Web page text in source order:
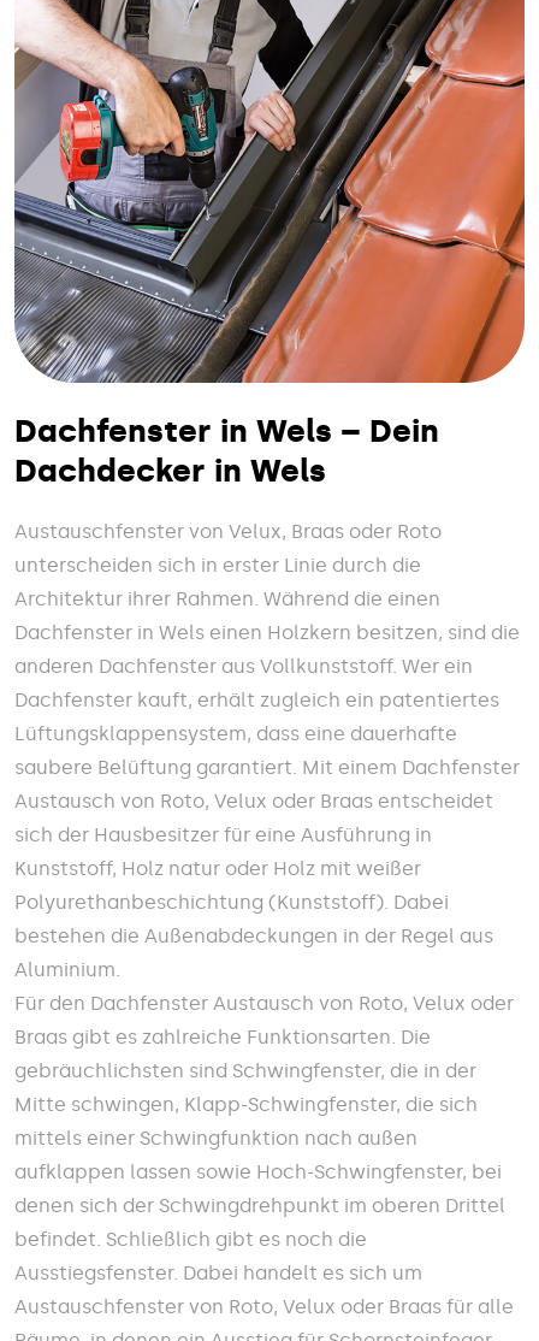
Dachfenster in Wels – Dein
Dachdecker in Wels
Austauschfenster von Velux, Braas oder Roto
unterscheiden sich in erster Linie durch die
Architektur ihrer Rahmen. Während die einen
Dachfenster in Wels einen Holzkern besitzen, sind die
anderen Dachfenster aus Vollkunststoff. Wer ein
Dachfenster kauft, erhält zugleich ein patentiertes
Lüftungsklappensystem, dass eine dauerhafte
saubere Belüftung garantiert. Mit einem Dachfenster
Austausch von Roto, Velux oder Braas entscheidet
sich der Hausbesitzer für eine Ausführung in
Kunststoff, Holz natur oder Holz mit weißer
Polyurethanbeschichtung (Kunststoff). Dabei
bestehen die Außenabdeckungen in der Regel aus
Aluminium.
Für den Dachfenster Austausch von Roto, Velux oder
Braas gibt es zahlreiche Funktionsarten. Die
gebräuchlichsten sind Schwingfenster, die in der
Mitte schwingen, Klapp-Schwingfenster, die sich
mittels einer Schwingfunktion nach außen
aufklappen lassen sowie Hoch-Schwingfenster, bei
denen sich der Schwingdrehpunkt im oberen Drittel
befindet. Schließlich gibt es noch die
Ausstiegsfenster. Dabei handelt es sich um
Austauschfenster von Roto, Velux oder Braas für alle